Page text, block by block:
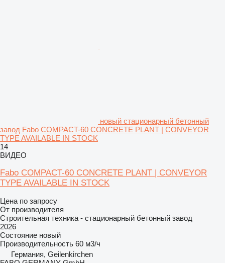
новый стационарный бетонный
завод Fabo COMPACT-60 CONCRETE PLANT | CONVEYOR
TYPE AVAILABLE IN STOCK
14
ВИДЕО
Fabo COMPACT-60 CONCRETE PLANT | CONVEYOR
TYPE AVAILABLE IN STOCK
Цена по запросу
От производителя
Строительная техника - стационарный бетонный завод
2026
Состояние новый
Производительность 60 м3/ч
Германия, Geilenkirchen